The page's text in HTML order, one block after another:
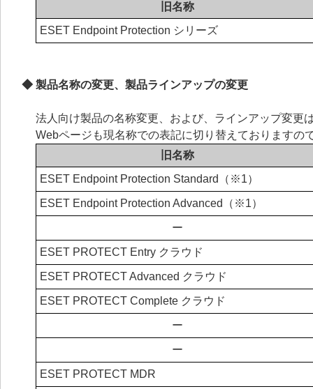
旧名称
ESET Endpoint Protection シリーズ
◆ 製品名称の変更、製品ラインアップの変更
法人向け製品の名称変更、および、ラインアップ変更
Webページも現名称での表記に切り替えておりますの
旧名称
ESET Endpoint Protection Standard（※1）
ESET Endpoint Protection Advanced（※1）
ー
ESET PROTECT Entry クラウド
ESET PROTECT Advanced クラウド
ESET PROTECT Complete クラウド
ー
ー
ESET PROTECT MDR